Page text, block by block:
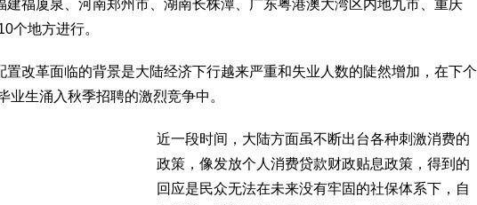
建福厦泉、河南郑州市、湖南长株潭、广东粤港澳大湾区内地九市、重庆
个地方进行。
置改革面临的背景是大陆经济下行越来严重和失业人数的陡然增加，在下个
业生涌入秋季招聘的激烈竞争中。
近一段时间，大陆方面虽不断出台各种刺激消费的
政策，像发放个人消费贷款财政贴息政策，得到的
回应是民众无法在未来没有牢固的社保体系下，自